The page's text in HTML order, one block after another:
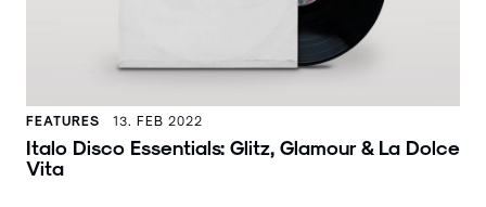
FEATURES 13. FEB 2022
Italo Disco Essentials: Glitz, Glamour & La Dolce
Vita